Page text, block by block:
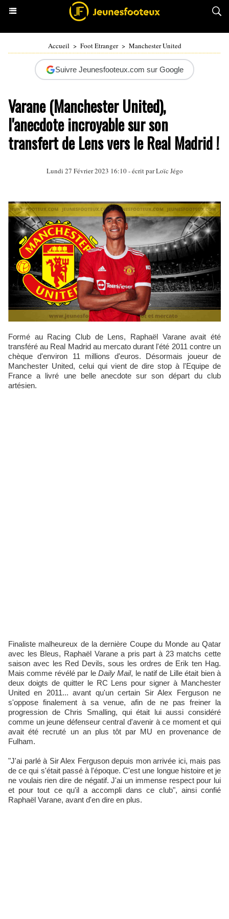
Accueil > Foot Etranger > Manchester United
Suivre Jeunesfooteux.com sur Google
Varane (Manchester United),
l'anecdote incroyable sur son
transfert de Lens vers le Real Madrid !
Lundi 27 Février 2023 16:10 - écrit parLoïc Jégo
Formé au Racing Club de Lens, Raphaël Varane avait été
transféré au Real Madrid au mercato durant l'été 2011 contre un
chèque d'environ 11 millions d'euros. Désormais joueur de
Manchester United, celui qui vient de dire stop à l'Equipe de
France a livré une belle anecdote sur son départ du club
artésien.
Finaliste malheureux de la dernière Coupe du Monde au Qatar
avec les Bleus, Raphaël Varane a pris part à 23 matchs cette
saison avec les Red Devils, sous les ordres de Erik ten Hag.
Mais comme révélé par le Daily Mail, le natif de Lille était bien à
deux doigts de quitter le RC Lens pour signer à Manchester
United en 2011... avant qu'un certain Sir Alex Ferguson ne
s'oppose finalement à sa venue, afin de ne pas freiner la
progression de Chris Smalling, qui était lui aussi considéré
comme un jeune défenseur central d'avenir à ce moment et qui
avait été recruté un an plus tôt par MU en provenance de
Fulham.
"J'ai parlé à Sir Alex Ferguson depuis mon arrivée ici, mais pas
de ce qui s'était passé à l'époque. C'est une longue histoire et je
ne voulais rien dire de négatif. J'ai un immense respect pour lui
et pour tout ce qu'il a accompli dans ce club", ainsi confié
Raphaël Varane, avant d'en dire en plus.